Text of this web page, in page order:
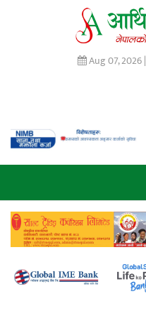
Aug 07, 2026 |